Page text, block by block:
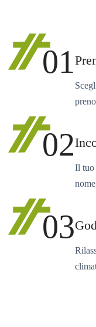
01
02
Il tuo
03